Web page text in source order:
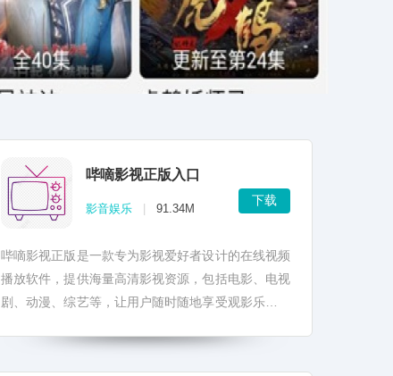
哔嘀影视正版入口
影音娱乐 91.34M
下载
哔嘀影视正版是一款专为影视爱好者设计的在线视频
播放软件，提供海量高清影视资源，包括电影、电视
剧、动漫、综艺等，让用户随时随地享受观影乐趣。